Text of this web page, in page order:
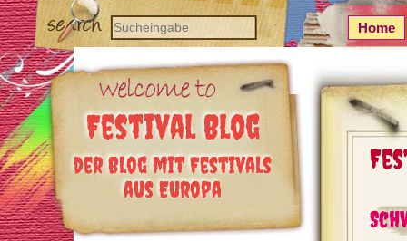
Festival Blog
der Blog mit Festivals
aus Europa
Home